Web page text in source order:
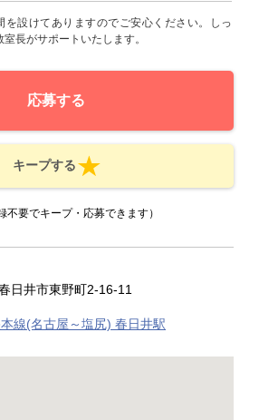
を設けてありますのでご安心ください。しっ
室長がサポートいたします。
応募する
キープする
不要でキープ・応募できます）
日井市東野町2-16-11
線(名古屋～塩尻) 春日井駅